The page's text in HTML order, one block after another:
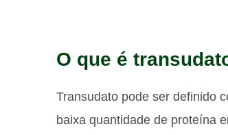
O que é
Transudato pode ser definido
baixa quantidade de proteína